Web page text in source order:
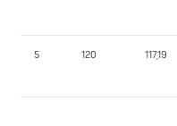
5 120 117,19